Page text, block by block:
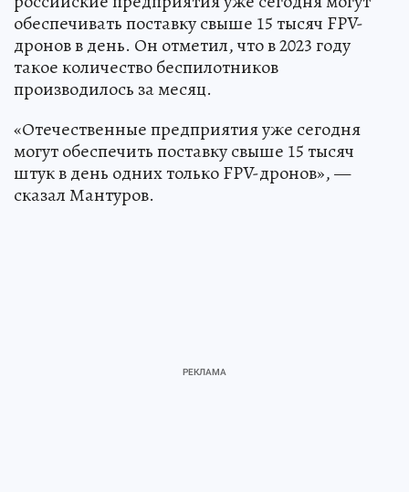
обеспечивать поставку свыше 15 тысяч FPV-
дронов в день. Он отметил, что в 2023 году
такое количество беспилотников
производилось за месяц.
«Отечественные предприятия уже сегодня
могут обеспечить поставку свыше 15 тысяч
штук в день одних только FPV-дронов», —
сказал Мантуров.